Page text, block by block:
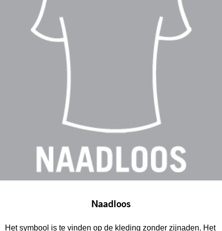
Naadloos
Het symbool is te vinden op de kleding zonder zijnaden. Het